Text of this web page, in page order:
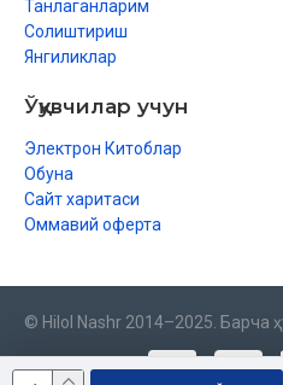
Танлаганларим
Солиштириш
Янгиликлар
Ўқувчилар учун
Электрон Китоблар
Обуна
Сайт харитаси
Оммавий оферта
© Hilol Nashr 2014–2025. Барча